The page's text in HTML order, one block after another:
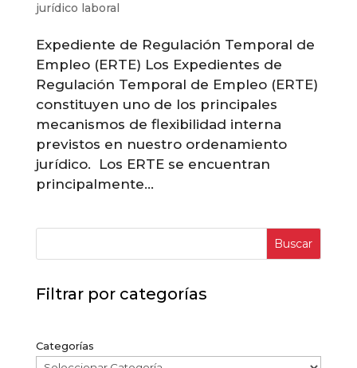
jurídico laboral
Expediente de Regulación Temporal de
Empleo (ERTE) Los Expedientes de
Regulación Temporal de Empleo (ERTE)
constituyen uno de los principales
mecanismos de flexibilidad interna
previstos en nuestro ordenamiento
jurídico. Los ERTE se encuentran
principalmente...
Buscar
Filtrar por categorías
Categorías